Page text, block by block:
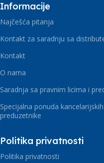
Informacije
Najčešća pitanja
Kontakt za saradnju sa
Kontakt
O nama
Saradnja sa pravnim licima i
Specijalna ponuda
preduzetnike
Politika privatnosti
Politika privatnosti